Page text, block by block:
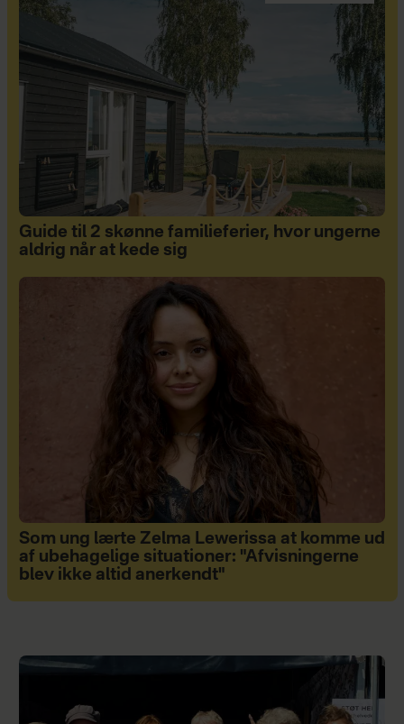
Guide til 2 skønne familieferier, hvor ungerne
aldrig når at kede sig
Som ung lærte Zelma Lewerissa at komme ud
af ubehagelige situationer: "Afvisningerne
blev ikke altid anerkendt"